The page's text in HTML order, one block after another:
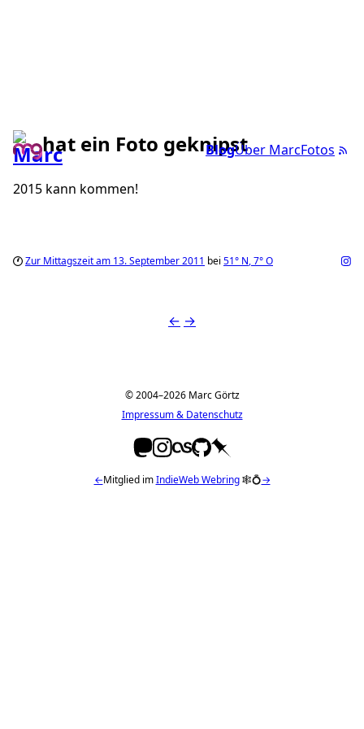
BlogÜber MarcFotos
hat ein Foto geknipst
2015 kann kommen!
Zur Mittagszeit am 13. September 2011 bei 51° N,7°O
← →
© 2004–2026 Marc Görtz
Impressum & Datenschutz
←Mitglied imIndieWeb Webring🕸💍→